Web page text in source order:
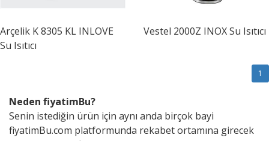
Arçelik K 8305 KL INLOVE
Su Isıtıcı
Vestel 2000Z INOX Su Isıtıcı
1
Neden fiyatimBu?
Senin istediğin ürün için aynı anda birçok bayi
fiyatimBu.com platformunda rekabet ortamına girecek